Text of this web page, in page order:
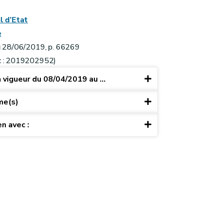
d’Etat
28/06/2019, p. 66269
: 2019202952)
vigueur du 08/04/2019 au ...
avec :